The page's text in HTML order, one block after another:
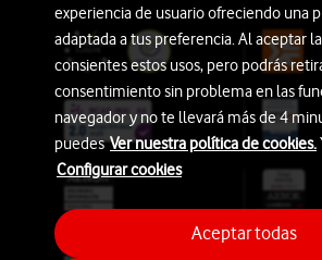
experiencia de usuario ofreciendo una
adaptada a tus preferencia. Al aceptar
consientes estos usos, pero podrás
consentimiento sin problema en las
navegador y no te llevará más de 4
puedesVer nuestra política de cookies.
Configurar cookies
Aceptar todas